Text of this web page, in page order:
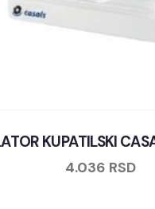
KUPATILSKI
4.036 RSD